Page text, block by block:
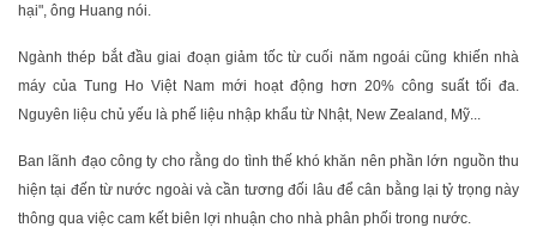
hại", ông Huang nói.
Ngành thép bắt đầu giai đoạn giảm tốc từ cuối năm ngoái cũng khiến nhà
máy của Tung Ho Việt Nam mới hoạt động hơn 20% công suất tối đa.
Nguyên liệu chủ yếu là phế liệu nhập khẩu từ Nhật, New Zealand, Mỹ...
Ban lãnh đạo công ty cho rằng do tình thế khó khăn nên phần lớn nguồn thu
hiện tại đến từ nước ngoài và cần tương đối lâu để cân bằng lại tỷ trọng này
thông qua việc cam kết biên lợi nhuận cho nhà phân phối trong nước.